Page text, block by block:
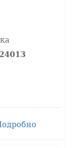
растушуйте.